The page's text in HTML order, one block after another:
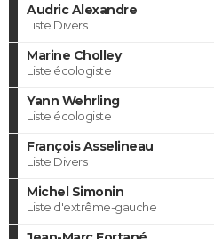
Audric Alexandre
Liste Divers
Marine Cholley
Liste écologiste
Yann Wehrling
Liste écologiste
François Asselineau
Liste Divers
Michel Simonin
Liste d'extrême-gauche